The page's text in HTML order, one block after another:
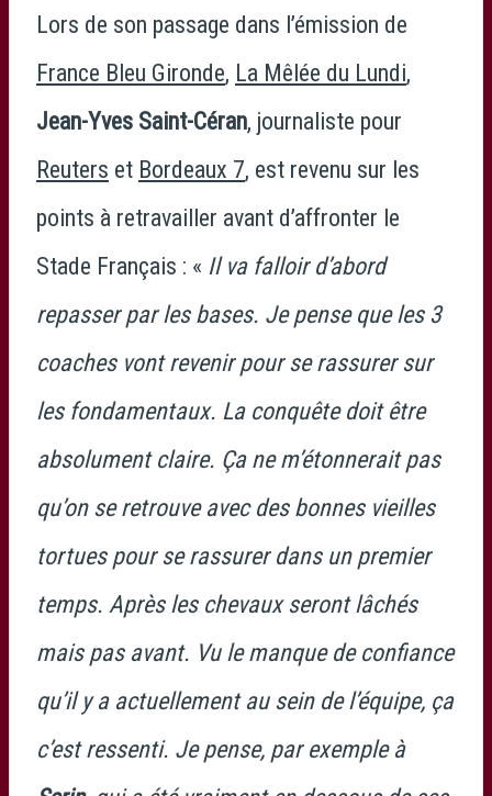
Lors de son passage dans l’émission de
France Bleu Gironde, La Mêlée du Lundi,
Jean-Yves Saint-Céran, journaliste pour
Reuters et Bordeaux 7, est revenu sur les
points à retravailler avant d’affronter le
Stade Français : « Il va falloir d’abord
repasser par les bases. Je pense que les 3
coaches vont revenir pour se rassurer sur
les fondamentaux. La conquête doit être
absolument claire. Ça ne m’étonnerait pas
qu’on se retrouve avec des bonnes vieilles
tortues pour se rassurer dans un premier
temps. Après les chevaux seront lâchés
mais pas avant. Vu le manque de confiance
qu’il y a actuellement au sein de l’équipe, ça
c’est ressenti. Je pense, par exemple à